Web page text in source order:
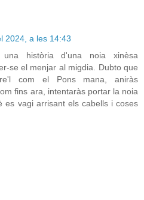
2024, a les 14:43
una història d'una noia xinèsa
se el menjar al migdia. Dubto que
com el Pons mana, aniràs
fins ara, intentaràs portar la noia
es vagi arrisant els cabells i coses